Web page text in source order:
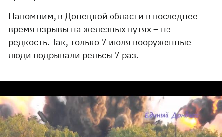
Напомним, в Донецкой области в последнее
время взрывы на железных путях – не
редкость. Так, только 7 июля вооруженные
люди подрывали рельсы 7 раз.